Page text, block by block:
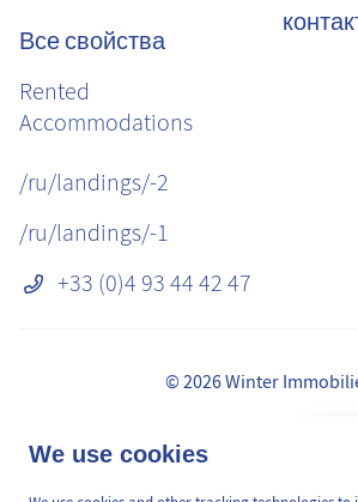
We use cookies
Все свойства
Rented
Accommodations
/ru/landings/-2
/ru/landings/-1
+33 (0)4 93 44 42 47
© 2026 Winter